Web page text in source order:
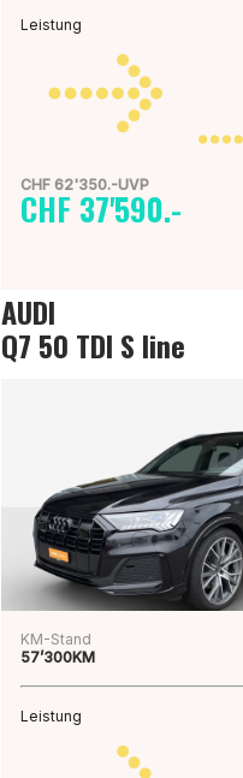
Leistung
CHF 62'350.-UVP
CHF 37'590.-
AUDI
Q7 50 TDI S line
KM-Stand
57’300KM
Leistung